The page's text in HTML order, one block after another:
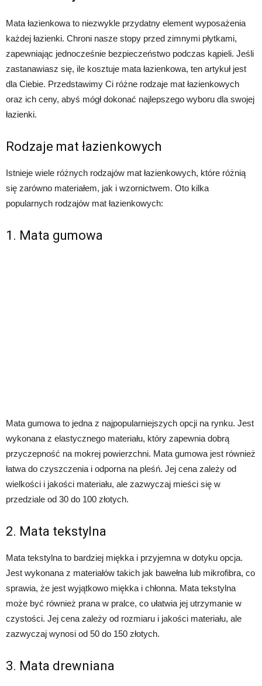
Mata łazienkowa to niezwykle przydatny element wyposażenia
każdej łazienki. Chroni nasze stopy przed zimnymi płytkami,
zapewniając jednocześnie bezpieczeństwo podczas kąpieli. Jeśli
zastanawiasz się, ile kosztuje mata łazienkowa, ten artykuł jest
dla Ciebie. Przedstawimy Ci różne rodzaje mat łazienkowych
oraz ich ceny, abyś mógł dokonać najlepszego wyboru dla swojej
łazienki.
Rodzaje mat łazienkowych
Istnieje wiele różnych rodzajów mat łazienkowych, które różnią
się zarówno materiałem, jak i wzornictwem. Oto kilka
popularnych rodzajów mat łazienkowych:
1. Mata gumowa
Mata gumowa to jedna z najpopularniejszych opcji na rynku. Jest
wykonana z elastycznego materiału, który zapewnia dobrą
przyczepność na mokrej powierzchni. Mata gumowa jest również
łatwa do czyszczenia i odporna na pleśń. Jej cena zależy od
wielkości i jakości materiału, ale zazwyczaj mieści się w
przedziale od 30 do 100 złotych.
2. Mata tekstylna
Mata tekstylna to bardziej miękka i przyjemna w dotyku opcja.
Jest wykonana z materiałów takich jak bawełna lub mikrofibra, co
sprawia, że jest wyjątkowo miękka i chłonna. Mata tekstylna
może być również prana w pralce, co ułatwia jej utrzymanie w
czystości. Jej cena zależy od rozmiaru i jakości materiału, ale
zazwyczaj wynosi od 50 do 150 złotych.
3. Mata drewniana